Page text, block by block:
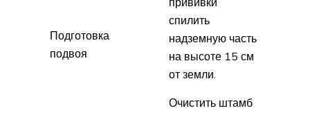
Подготовка
подвоя
спилить
надземную часть
на высоте 15 см
от земли.
Очистить штамб